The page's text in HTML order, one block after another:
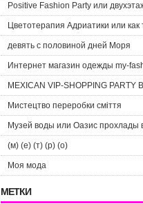
Positive Fashion Party или
Цветотерапия Адриатики или как
девять с половиной дней Моря
Интернет магазин одежды my-
MEXICAN VIP-SHOPPING PARTY
Мистецтво переробки сміття
Музей воды или Оазис прохлады
(м) (е) (т) (р) (о)
Моя мода
МЕТКИ